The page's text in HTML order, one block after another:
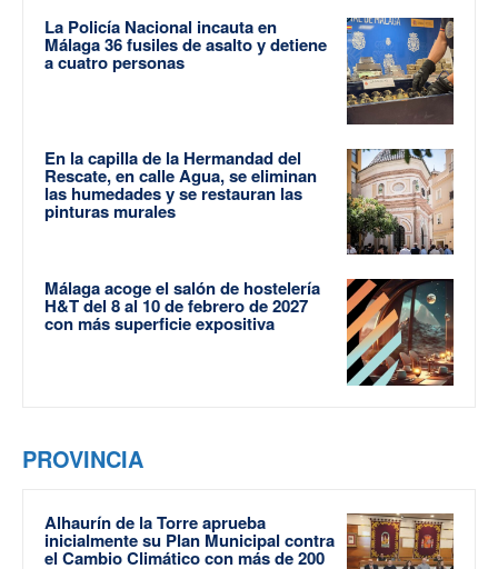
La Policía Nacional incauta en
Málaga 36 fusiles de asalto y detiene
a cuatro personas
En la capilla de la Hermandad del
Rescate, en calle Agua, se eliminan
las humedades y se restauran las
pinturas murales
Málaga acoge el salón de hostelería
H&T del 8 al 10 de febrero de 2027
con más superficie expositiva
PROVINCIA
Alhaurín de la Torre aprueba
inicialmente su Plan Municipal contra
el Cambio Climático con más de 200